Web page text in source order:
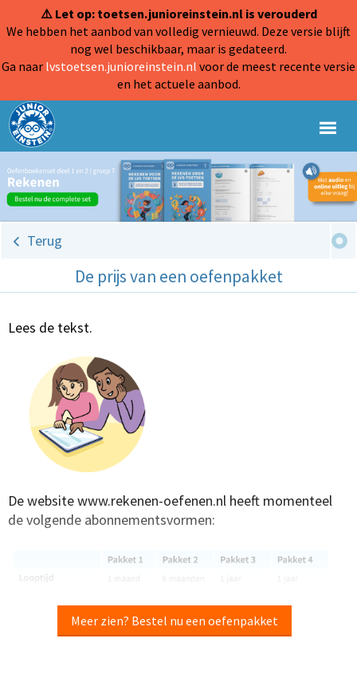
⚠️ Let op: toetsen.junioreinstein.nl is verouderd
We hebben het aanbod van volledig vernieuwd. Deze versie blijft
nog wel beschikbaar, maar is gedateerd.
Ga naar lvstoetsen.junioreinstein.nl voor de meest recente versie
en het actuele aanbod.
Terug
De prijs van een oefenpakket
Lees de tekst.
De website www.rekenen-oefenen.nl heeft momenteel
de volgende abonnementsvormen:
Meer zien? Bestel nu een oefenpakket